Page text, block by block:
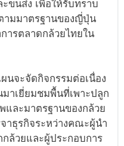
ขนส่ง เพื่อให้รับทราบ
ามมาตรฐานของญี่ปุ่น
ารตลาดกล้วยไทยใน
นจะจัดกิจกรรมต่อเนื่อง
าเยี่ยมชมพื้นที่เพาะปลูก
และมาตรฐานของกล้วย
าธุรกิจระหว่างคณะผู้นำ
ล้วยและผู้ประกอบการ